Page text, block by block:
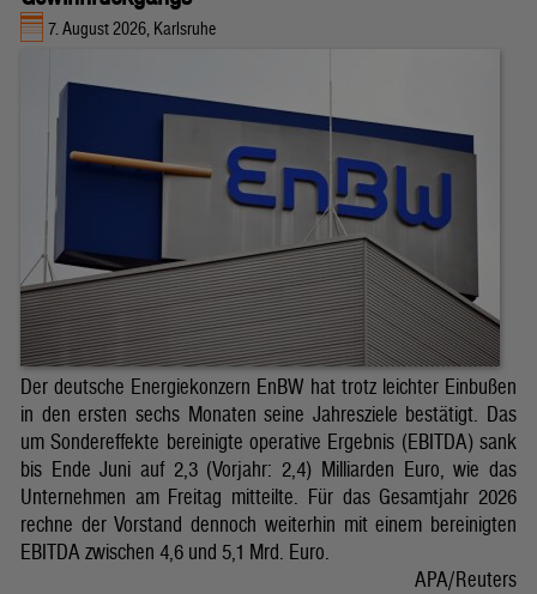
7. August 2026, Karlsruhe
Der deutsche Energiekonzern EnBW hat trotz leichter Einbußen
in den ersten sechs Monaten seine Jahresziele bestätigt. Das
um Sondereffekte bereinigte operative Ergebnis (EBITDA) sank
bis Ende Juni auf 2,3 (Vorjahr: 2,4) Milliarden Euro, wie das
Unternehmen am Freitag mitteilte. Für das Gesamtjahr 2026
rechne der Vorstand dennoch weiterhin mit einem bereinigten
EBITDA zwischen 4,6 und 5,1 Mrd. Euro.
APA/Reuters